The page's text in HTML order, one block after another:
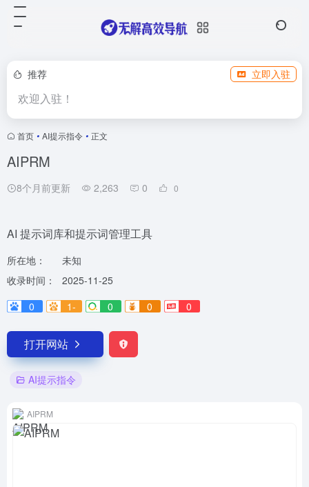
推荐 立即入驻
欢迎入驻！
首页 • AI提示指令 • 正文
AIPRM
8个月前更新 2,263 0 0
AI 提示词库和提示词管理工具
所在地：
未知
收录时间：
2025-11-25
0
1- 0 0 0
打开网站
AI提示指令
AIPRM